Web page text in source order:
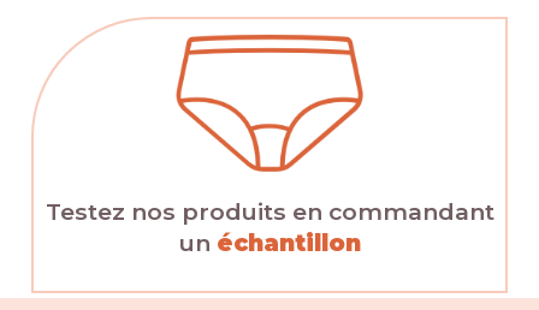
Testez nos produits en commandant
un échantillon